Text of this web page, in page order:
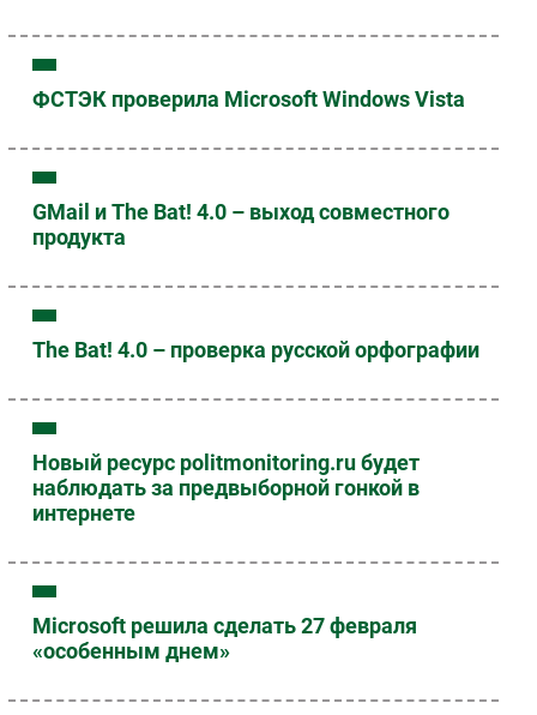
ФСТЭК проверила Microsoft Windows Vista
GMail и The Bat! 4.0 – выход совместного
продукта
The Bat! 4.0 – проверка русской орфографии
Новый ресурс politmonitoring.ru будет
наблюдать за предвыборной гонкой в
интернете
Microsoft решила сделать 27 февраля
«особенным днем»